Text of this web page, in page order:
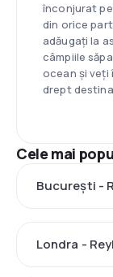
înconjurat
din orice
adăugați la
câmpiile
ocean și veți
drept
Cele mai
București -
Londra -